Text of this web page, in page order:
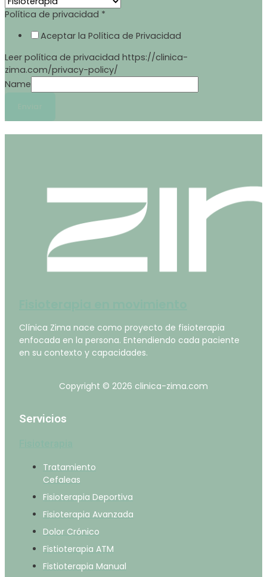
Política de privacidad *
Aceptar la Política de Privacidad
Leer política de privacidad https://clinica-
zima.com/privacy-policy/
Name
Clínica Zima nace como proyecto de fisioterapia
enfocada en la persona. Entendiendo cada paciente
en su contexto y capacidades.
Copyright © 2026 clinica-zima.com
Servicios
Tratamiento
Cefaleas
Fisioterapia Deportiva
Fisioterapia Avanzada
Dolor Crónico
Fistioterapia ATM
Fistioterapia Manual